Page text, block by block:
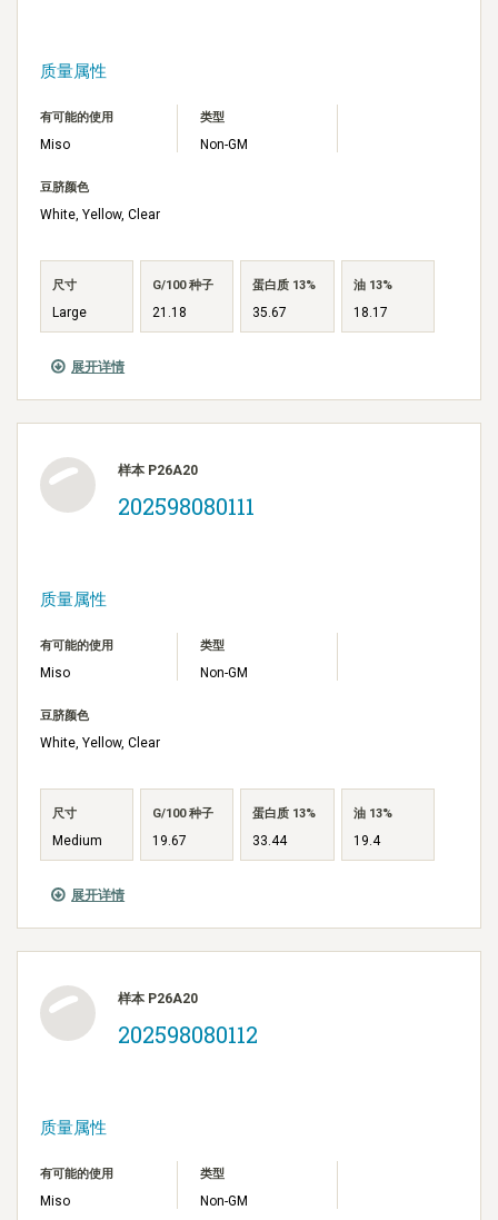
展开详情
质量属性
有可能的使用
Miso
类型
Non-GM
豆脐颜色
White, Yellow, Clear
尺寸
Large
G/100 种子
21.18
蛋白质 13%
35.67
油 13%
18.17
展开详情
样本 P26A20
202598080111
质量属性
有可能的使用
Miso
类型
Non-GM
豆脐颜色
White, Yellow, Clear
尺寸
Medium
G/100 种子
19.67
蛋白质 13%
33.44
油 13%
19.4
样本 P26A20
202598080112
质量属性
有可能的使用
Miso
类型
Non-GM